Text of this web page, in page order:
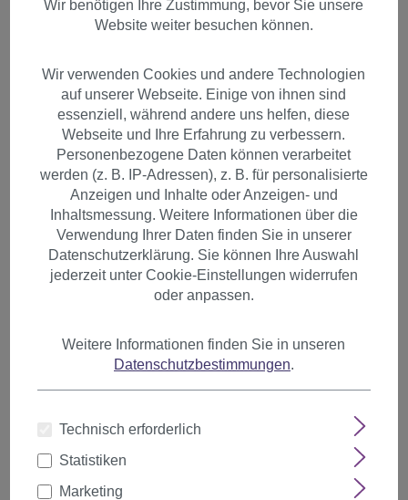
Haarteil mit 7 Klammern 3/4
Perücke welliges Haar Blond
Hell-Aschblond H9503-22
Farbeauswählen
Wir benötigen Ihre Zustimmung, bevor Sie unsere
Website weiter besuchen können.
Wir verwenden Cookies und andere Technologien
auf unserer Webseite. Einige von ihnen sind
essenziell, während andere uns helfen, diese
Webseite und Ihre Erfahrung zu verbessern.
Personenbezogene Daten können verarbeitet
werden (z. B. IP-Adressen), z. B. für personalisierte
Anzeigen und Inhalte oder Anzeigen- und
Inhaltsmessung. Weitere Informationen über die
Verwendung Ihrer Daten finden Sie in unserer
Datenschutzerklärung. Sie können Ihre Auswahl
jederzeit unter Cookie-Einstellungen widerrufen
oder anpassen.
Weitere Informationen finden Sie in unseren
Datenschutzbestimmungen.
Technisch erforderlich
Statistiken
Marketing